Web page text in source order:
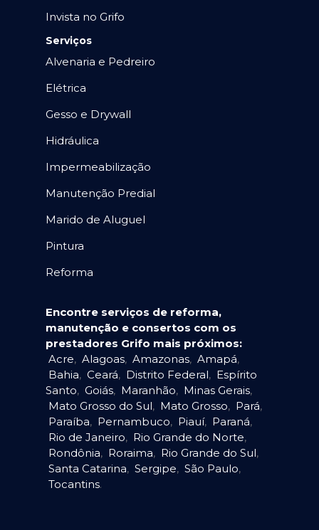
Invista no Grifo
Serviços
Alvenaria e Pedreiro
Elétrica
Gesso e Drywall
Hidráulica
Impermeabilização
Manutenção Predial
Marido de Aluguel
Pintura
Reforma
Encontre serviços de reforma,
manutenção e consertos com os
prestadores Grifo mais próximos:
Acre, Alagoas, Amazonas, Amapá,
Bahia, Ceará, Distrito Federal, Espírito
Santo, Goiás, Maranhão, Minas Gerais,
Mato Grosso do Sul, Mato Grosso, Pará,
Paraíba, Pernambuco, Piauí, Paraná,
Rio de Janeiro, Rio Grande do Norte,
Rondônia, Roraima, Rio Grande do Sul,
Santa Catarina, Sergipe, São Paulo,
Tocantins.